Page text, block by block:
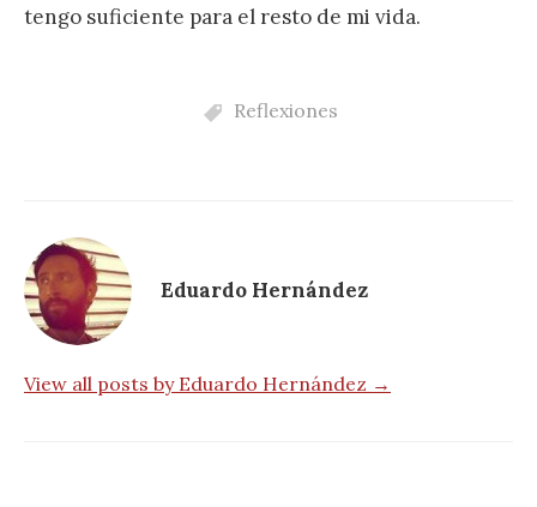
tengo suficiente para el resto de mi vida.
Reflexiones
Eduardo Hernández
View all posts by Eduardo Hernández →